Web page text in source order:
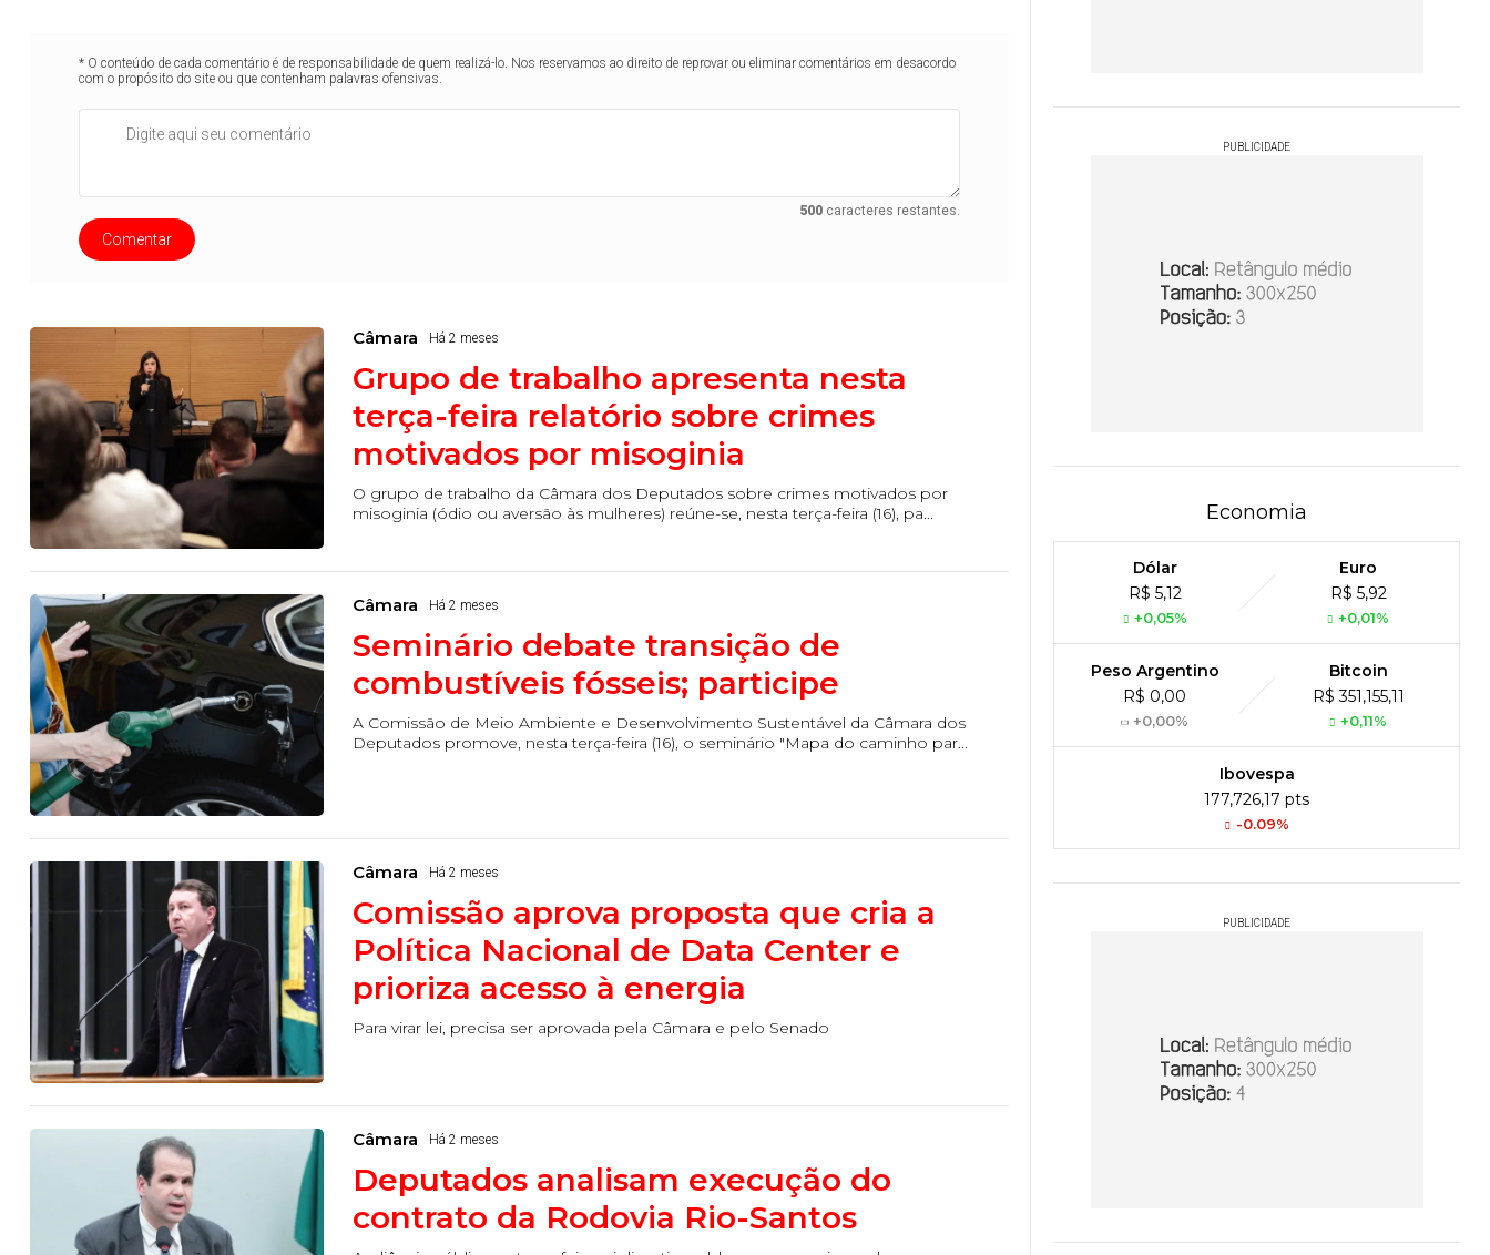
* O conteúdo de cada comentário é de responsabilidade de quem realizá-lo. Nos reservamos ao direito de reprovar ou eliminar comentários em desacordo
com o propósito do site ou que contenham palavras ofensivas.
500caracteres restantes.
Comentar
Câmara Há 2 meses
Grupo de trabalho apresenta nesta
terça-feira relatório sobre crimes
motivados por misoginia
O grupo de trabalho da Câmara dos Deputados sobre crimes motivados por
misoginia (ódio ou aversão às mulheres) reúne-se, nesta terça-feira (16), pa...
Câmara Há 2 meses
Seminário debate transição de
combustíveis fósseis; participe
A Comissão de Meio Ambiente e Desenvolvimento Sustentável da Câmara dos
Deputados promove, nesta terça-feira (16), o seminário "Mapa do caminho par...
Câmara Há 2 meses
Comissão aprova proposta que cria a
Política Nacional de Data Center e
prioriza acesso à energia
Para virar lei, precisa ser aprovada pela Câmara e pelo Senado
Câmara Há 2 meses
Deputados analisam execução do
contrato da Rodovia Rio-Santos
PUBLICIDADE
Economia
Dólar
R$ 5,12
+0,05%
Euro
R$ 5,92
+0,01%
Peso Argentino
R$ 0,00
+0,00%
Bitcoin
R$ 351,155,11
+0,11%
Ibovespa
177,726,17 pts
-0.09%
PUBLICIDADE